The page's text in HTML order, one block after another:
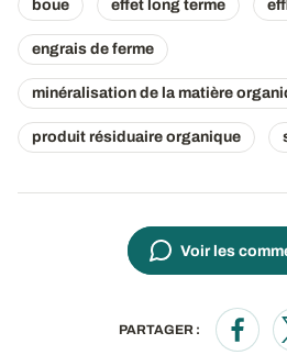
boue effet long terme
engrais de ferme
minéralisation de la matière
produit résiduaire organique
Voir les
PARTAGER :
Opens